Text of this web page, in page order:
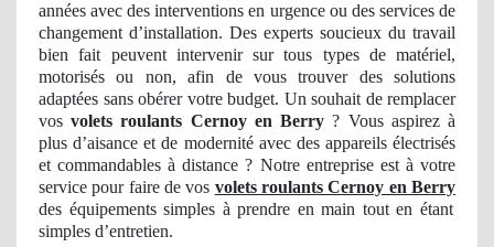
années avec des interventions en urgence ou des servicesde
changement d’installation. Des experts soucieux du travail
bien fait peuvent intervenir sur tous types de matériel,
motorisés ou non, afin de vous trouver des solutions
adaptées sans obérer votre budget. Un souhait de remplacer
vosvolets roulants Cernoy en Berry ? Vous aspirez à
plus d’aisance et de modernité avec des appareils électrisés
et commandables à distance ? Notre entreprise est à votre
service pour faire de vos volets roulants Cernoy en Berry
des équipements simples à prendre en main tout en étant
simples d’entretien.